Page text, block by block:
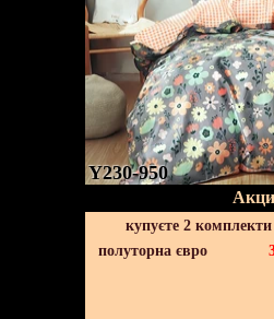
Y230-950
купуєте 2
полуторна євро